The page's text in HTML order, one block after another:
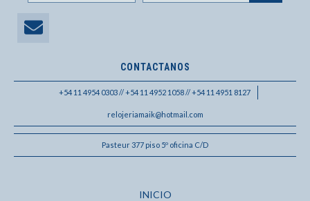
CONTACTANOS
+54 11 4954 0303 // +54 11 4952 1058 // +54 11 4951 8127
relojeriamaik@hotmail.com
Pasteur 377 piso 5º oficina C/D
INICIO